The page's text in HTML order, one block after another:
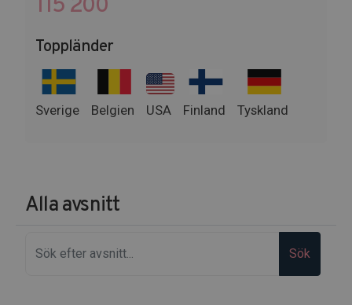
140 400
Toppländer
Sverige Belgien USA Finland Tyskland
Alla avsnitt
Sök